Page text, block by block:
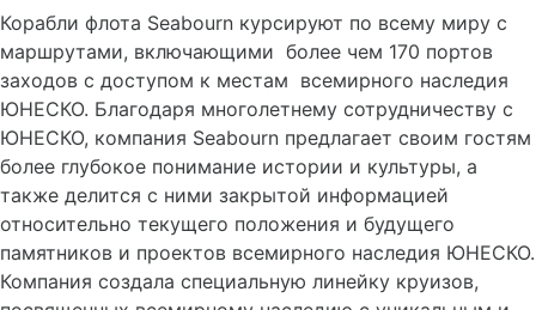
Корабли флота Seabourn курсируют по всему миру с
маршрутами, включающими более чем 170 портов
заходов с доступом к местам всемирного наследия
ЮНЕСКО. Благодаря многолетнему сотрудничеству с
ЮНЕСКО, компания Seabourn предлагает своим гостям
более глубокое понимание истории и культуры, а
также делится с ними закрытой информацией
относительно текущего положения и будущего
памятников и проектов всемирного наследия ЮНЕСКО.
Компания создала специальную линейку круизов,